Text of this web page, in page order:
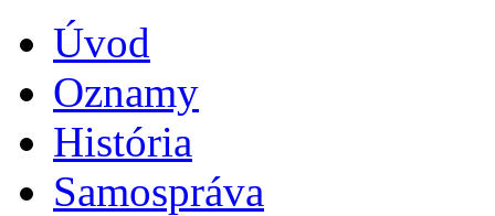
Úvod
Oznamy
História
Samospráva